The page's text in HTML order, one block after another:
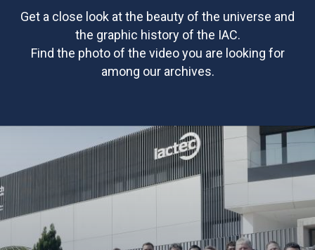
Get a close look at the beauty of the universe and
the graphic history of the IAC.
Find the photo of the video you are looking for
among our archives.